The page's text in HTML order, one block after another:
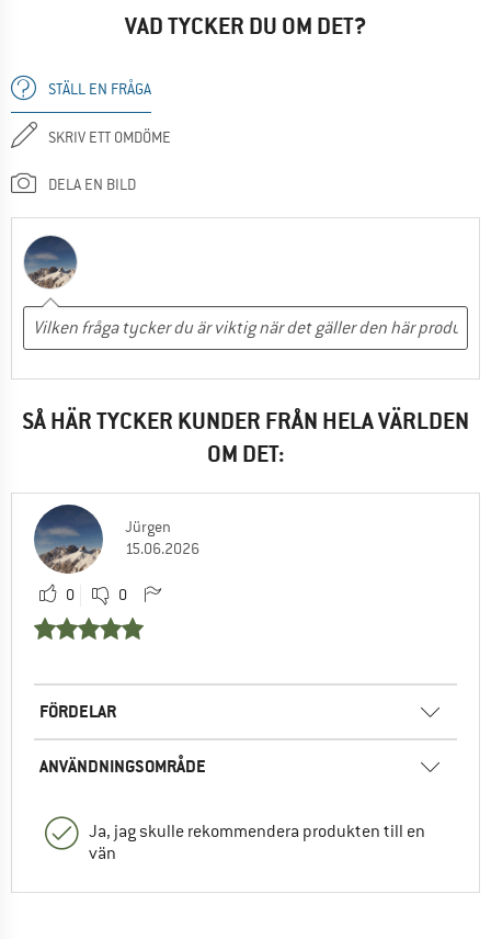
VAD TYCKER DU OM DET?
STÄLL EN FRÅGA
SKRIV ETT OMDÖME
DELA EN BILD
SÅ HÄR TYCKER KUNDER FRÅN HELA VÄRLDEN
OM DET:
Jürgen
15.06.2026
0 0
FÖRDELAR
ANVÄNDNINGSOMRÅDE
Ja, jag skulle rekommendera produkten till en
vän